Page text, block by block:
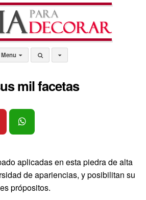
Menu
mil facetas
aplicadas en esta piedra de alta
de apariencias, y posibilitan su
própositos.